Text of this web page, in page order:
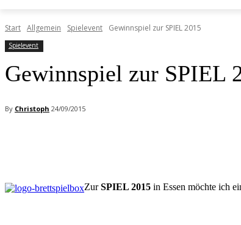
Start Allgemein Spielevent Gewinnspiel zur SPIEL 2015
Spielevent
Gewinnspiel zur SPIEL
By Christoph 24/09/2015
ZurSPIEL 2015 in Essen möchte ich